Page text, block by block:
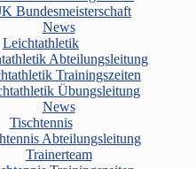
Bundesmeisterschaft
News
Leichtathletik
Abteilungsleitung
Trainingszeiten
Übungsleitung
News
Tischtennis
Abteilungsleitung
Trainerteam